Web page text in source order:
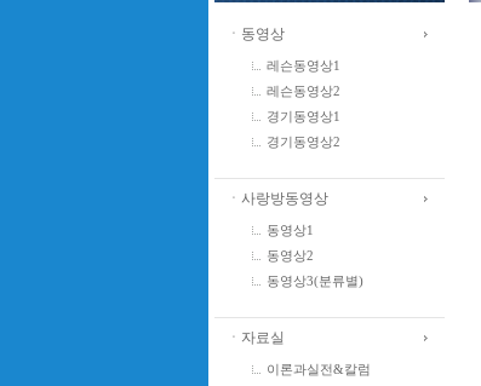
ㆍ동영상
레슨동영상1
레슨동영상2
경기동영상1
경기동영상2
ㆍ사랑방동영상
동영상1
동영상2
동영상3(분류별)
ㆍ자료실
이론과실전&칼럼